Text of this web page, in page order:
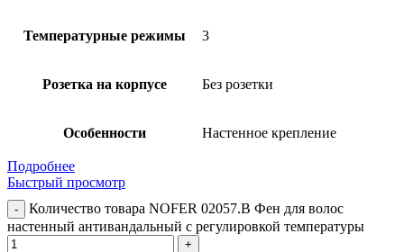
Температурные режимы 3
Розетка на корпусе Без розетки
Особенности Настенное крепление
Подробнее
Быстрый просмотр
Количество товара NOFER 02057.B Фен для волос
настенный антивандальный с регулировкой температуры